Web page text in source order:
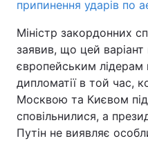
припинення ударів по
Міністр закордонних
заявив, що цей
європейським лідерам
дипломатії в той час,
Москвою та Києвом
сповільнилися, а
Путін не виявляє